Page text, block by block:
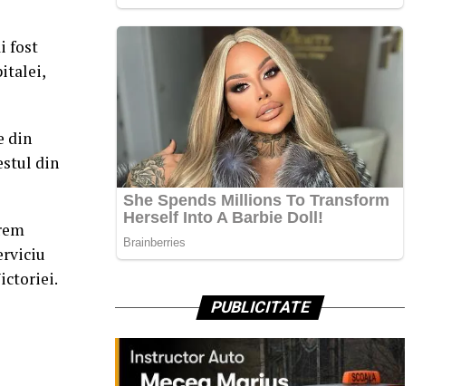
fost
din
din
PUBLICITATE